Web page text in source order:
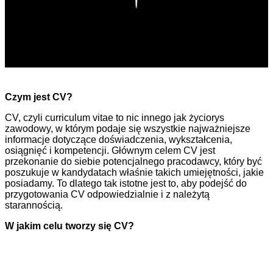
Czym jest CV?
CV, czyli curriculum vitae to nic innego jak życiorys
zawodowy, w którym podaje się wszystkie najważniejsze
informacje dotyczące doświadczenia, wykształcenia,
osiągnięć i kompetencji. Głównym celem CV jest
przekonanie do siebie potencjalnego pracodawcy, który być
poszukuje w kandydatach właśnie takich umiejętności, jakie
posiadamy. To dlatego tak istotne jest to, aby podejść do
przygotowania CV odpowiedzialnie i z należytą
starannością.
W jakim celu tworzy się CV?